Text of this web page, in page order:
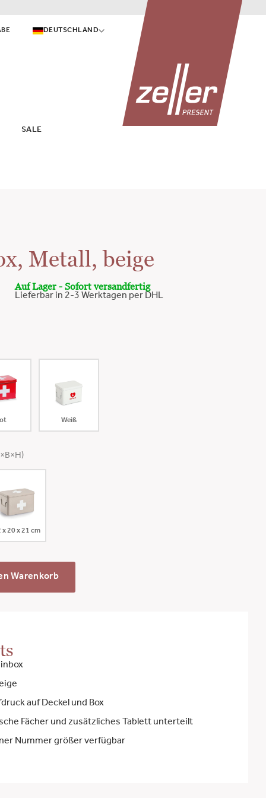
DEUTSCHLAND
SALE
Metall, beige
Auf Lager - Sofort versandfertig
Lieferbar in 2-3 Werktagen per DHL
Weiß
x 20 x 21 cm
Warenkorb
auf Deckel und Box
Fächer und zusätzliches Tablett unterteilt
Nummer größer verfügbar